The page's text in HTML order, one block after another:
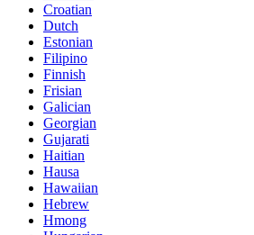
Croatian
Dutch
Estonian
Filipino
Finnish
Frisian
Galician
Georgian
Gujarati
Haitian
Hausa
Hawaiian
Hebrew
Hmong